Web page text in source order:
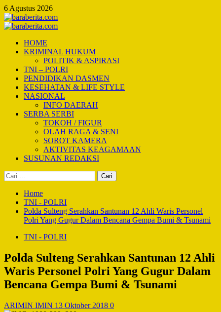
Skip
to
content
6 Agustus 2026
Primary
HOME
KRIMINAL HUKUM
POLITIK & ASPIRASI
TNI – POLRI
PENDIDIKAN DASMEN
KESEHATAN & LIFE STYLE
NASIONAL
INFO DAERAH
SERBA SERBI
TOKOH / FIGUR
OLAH RAGA & SENI
SOROT KAMERA
AKTIVITAS KEAGAMAAN
SUSUNAN REDAKSI
Cari
untuk:
Home
TNI - POLRI
Polda Sulteng Serahkan Santunan 12 Ahli Waris Personel
Polri Yang Gugur Dalam Bencana Gempa Bumi & Tsunami
TNI - POLRI
Polda Sulteng Serahkan Santunan 12 Ahli
Waris Personel Polri Yang Gugur Dalam
Bencana Gempa Bumi & Tsunami
ARIMIN IMIN 13 Oktober 2018 0